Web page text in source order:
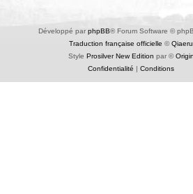
Développé par phpBB® Forum Software ©
Traduction française officielle ©Qiaeru
Style Prosilver New Edition par ©Origin
Confidentialité
Conditions